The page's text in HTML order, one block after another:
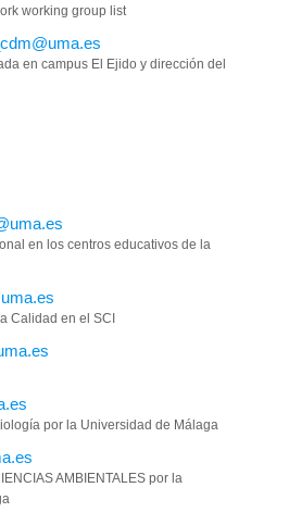
working group list
en campus El Ejido y dirección del
en los centros educativos de la
Calidad en el SCI
por la Universidad de Málaga
AMBIENTALES por la